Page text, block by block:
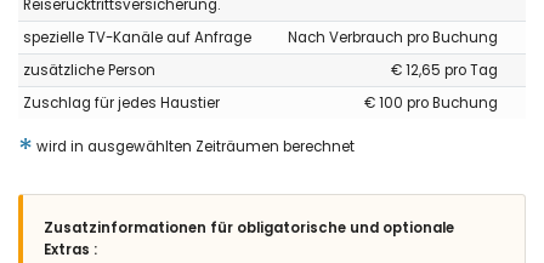
ping pong estaba en buen estado. Es muy agradable.
(Übersetzt von Google)
Das Haus war im Allgemeinen komfortabel, sauber und gut
ausgestattet mit Betten und Küchenutensilien. Die
Familien mit älteren Kindern - Dezember 2024 - Kolumbien :
Reiserücktrittsversicherung.
spezielle TV-Kanäle auf Anfrage
Nach Verbrauch pro Buchung
zusätzliche Person
€ 12,65 pro Tag
Zuschlag für jedes Haustier
€ 100 pro Buchung
* wird in ausgewählten Zeiträumen berechnet
Zusatzinformationen für obligatorische und optionale
Extras :